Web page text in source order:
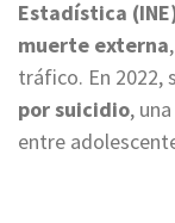
Estadística
muerte externa
tráfico. En 2022,
por suicidio,
entre